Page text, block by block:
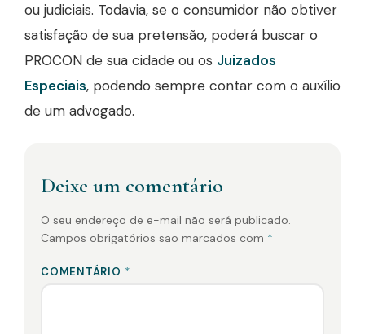
ou judiciais. Todavia, se o consumidor não obtiver
satisfação de sua pretensão, poderá buscar o
PROCON de sua cidade ou os Juizados
Especiais, podendo sempre contar com o auxílio
de um advogado.
Deixe um comentário
O seu endereço de e-mail não será publicado.
Campos obrigatórios são marcados com *
COMENTÁRIO *